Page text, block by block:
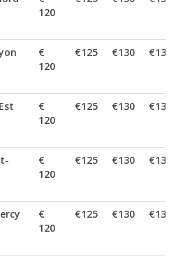
120
€
120
€125 €130 €135
€
120
€125 €130 €135
€
120
€125 €130 €135
€
120
€125 €130 €135